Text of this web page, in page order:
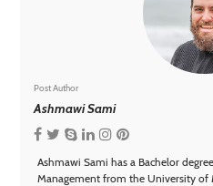
Post Author
Ashmawi Sami
Ashmawi Sami has a Bachelor
Management from the University of